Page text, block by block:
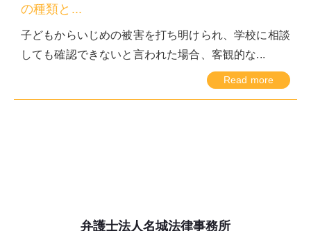
の種類と...
子どもからいじめの被害を打ち明けられ、学校に相談
しても確認できないと言われた場合、客観的な...
Read more
弁護士法人名城法律事務所